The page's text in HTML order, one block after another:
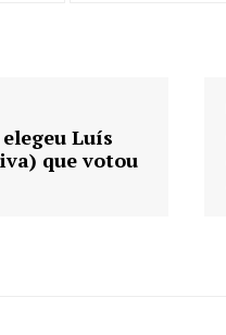
Luís
que votou